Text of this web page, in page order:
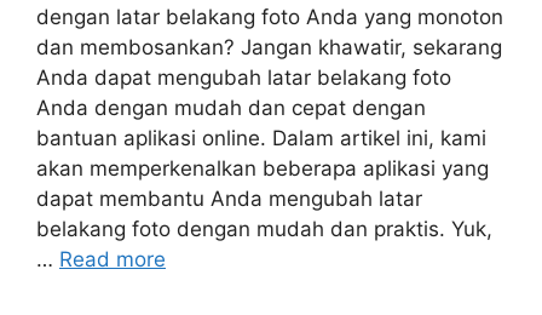
dengan latar belakang foto Anda yang monoton
dan membosankan? Jangan khawatir, sekarang
Anda dapat mengubah latar belakang foto
Anda dengan mudah dan cepat dengan
bantuan aplikasi online. Dalam artikel ini, kami
akan memperkenalkan beberapa aplikasi yang
dapat membantu Anda mengubah latar
belakang foto dengan mudah dan praktis. Yuk,
… Read more